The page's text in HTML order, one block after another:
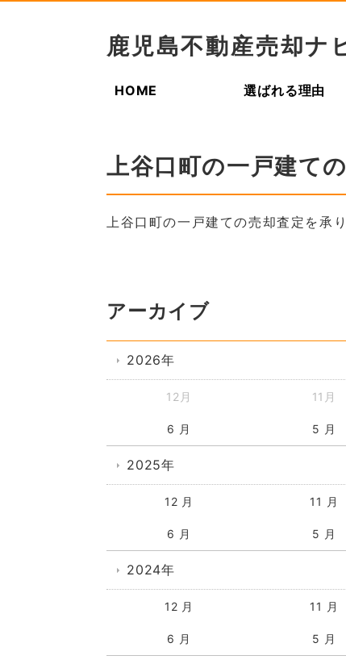
鹿児島不動産売却ナ
HOME 選ばれる理由
上谷口町の一戸建て
上谷口町の一戸建ての売却査定を承り
アーカイブ
2026年
12月 11月
6 月 5 月
2025年
12 月 11 月
6 月 5 月
2024年
12 月 11 月
6 月 5 月